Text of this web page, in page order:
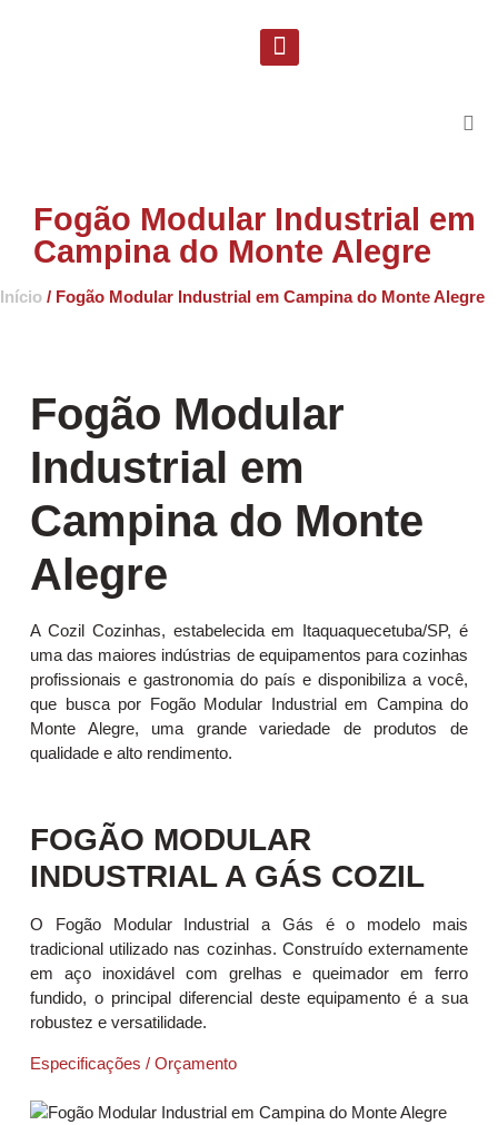
Fogão Modular Industrial em
Campina do Monte Alegre
Início / Fogão Modular Industrial em Campina do Monte Alegre
Fogão Modular
Industrial em
Campina do Monte
Alegre
A Cozil Cozinhas, estabelecida em Itaquaquecetuba/SP, é
uma das maiores indústrias de equipamentos para cozinhas
profissionais e gastronomia do país e disponibiliza a você,
que busca por Fogão Modular Industrial em Campina do
Monte Alegre, uma grande variedade de produtos de
qualidade e alto rendimento.
FOGÃO MODULAR
INDUSTRIAL A GÁS COZIL
O Fogão Modular Industrial a Gás é o modelo mais
tradicional utilizado nas cozinhas. Construído externamente
em aço inoxidável com grelhas e queimador em ferro
fundido, o principal diferencial deste equipamento é a sua
robustez e versatilidade.
Especificações / Orçamento